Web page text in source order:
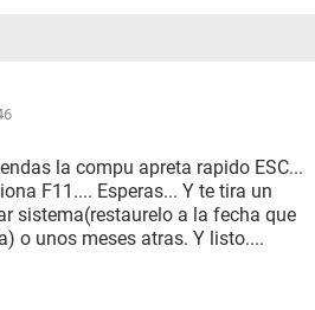
la compu apreta rapido ESC...
F11.... Esperas... Y te tira un
sistema(restaurelo a la fecha que
o unos meses atras. Y listo....